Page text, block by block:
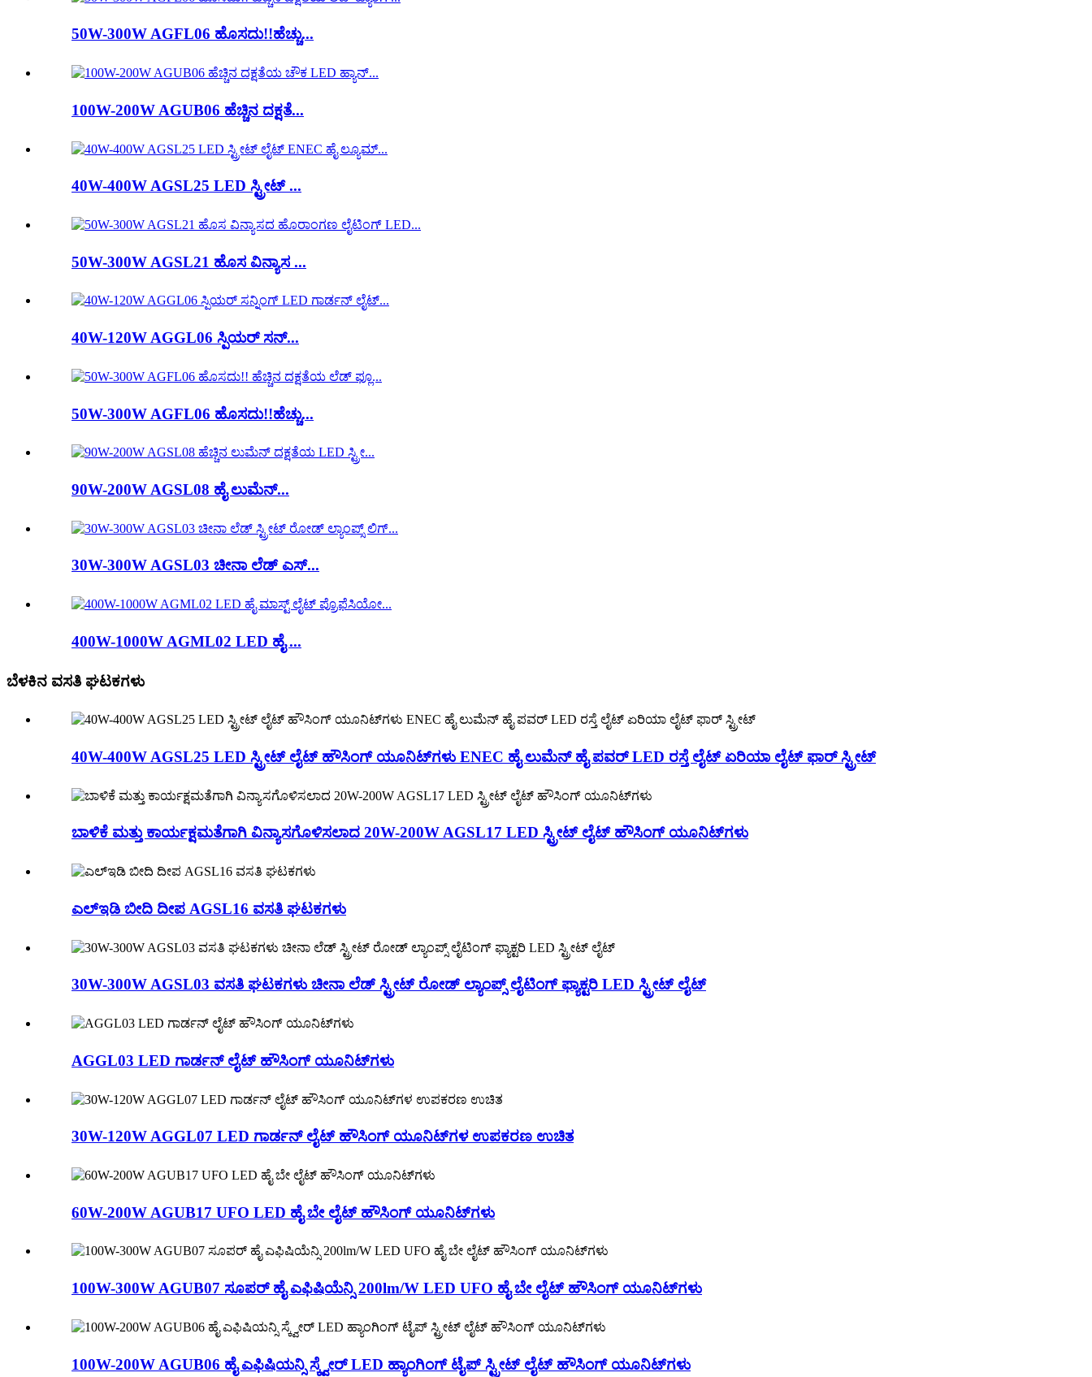
50W-300W AGFL06 ಹೊಸದು!!ಹೆಚ್ಚು...
100W-200W AGUB06 ಹೆಚ್ಚಿನ ದಕ್ಷತೆ...
40W-400W AGSL25 LED ಸ್ಟ್ರೀಟ್ ...
50W-300W AGSL21 ಹೊಸ ವಿನ್ಯಾಸ ...
40W-120W AGGL06 ಸ್ಪಿಯರ್ ಸನ್...
50W-300W AGFL06 ಹೊಸದು!!ಹೆಚ್ಚು...
90W-200W AGSL08 ಹೈ ಲುಮೆನ್...
30W-300W AGSL03 ಚೀನಾ ಲೆಡ್ ಎಸ್...
400W-1000W AGML02 LED ಹೈ ...
ಬೆಳಕಿನ ವಸತಿ ಘಟಕಗಳು
40W-400W AGSL25 LED ಸ್ಟ್ರೀಟ್ ಲೈಟ್ ಹೌಸಿಂಗ್ ಯೂನಿಟ್‌ಗಳು ENEC ಹೈ ಲುಮೆನ್ ಹೈ ಪವರ್ LED ರಸ್ತೆ ಲೈಟ್ ಏರಿಯಾ ಲೈಟ್ ಫಾರ್ ಸ್ಟ್ರೀಟ್
ಬಾಳಿಕೆ ಮತ್ತು ಕಾರ್ಯಕ್ಷಮತೆಗಾಗಿ ವಿನ್ಯಾಸಗೊಳಿಸಲಾದ 20W-200W AGSL17 LED ಸ್ಟ್ರೀಟ್ ಲೈಟ್ ಹೌಸಿಂಗ್ ಯೂನಿಟ್‌ಗಳು
ಎಲ್ಇಡಿ ಬೀದಿ ದೀಪ AGSL16 ವಸತಿ ಘಟಕಗಳು
30W-300W AGSL03 ವಸತಿ ಘಟಕಗಳು ಚೀನಾ ಲೆಡ್ ಸ್ಟ್ರೀಟ್ ರೋಡ್ ಲ್ಯಾಂಪ್ಸ್ ಲೈಟಿಂಗ್ ಫ್ಯಾಕ್ಟರಿ LED ಸ್ಟ್ರೀಟ್ ಲೈಟ್
AGGL03 LED ಗಾರ್ಡನ್ ಲೈಟ್ ಹೌಸಿಂಗ್ ಯೂನಿಟ್‌ಗಳು
30W-120W AGGL07 LED ಗಾರ್ಡನ್ ಲೈಟ್ ಹೌಸಿಂಗ್ ಯೂನಿಟ್‌ಗಳ ಉಪಕರಣ ಉಚಿತ
60W-200W AGUB17 UFO LED ಹೈ ಬೇ ಲೈಟ್ ಹೌಸಿಂಗ್ ಯೂನಿಟ್‌ಗಳು
100W-300W AGUB07 ಸೂಪರ್ ಹೈ ಎಫಿಷಿಯೆನ್ಸಿ 200lm/W LED UFO ಹೈ ಬೇ ಲೈಟ್ ಹೌಸಿಂಗ್ ಯೂನಿಟ್‌ಗಳು
100W-200W AGUB06 ಹೈ ಎಫಿಷಿಯನ್ಸಿ ಸ್ಕ್ವೇರ್ LED ಹ್ಯಾಂಗಿಂಗ್ ಟೈಪ್ ಸ್ಟ್ರೀಟ್ ಲೈಟ್ ಹೌಸಿಂಗ್ ಯೂನಿಟ್‌ಗಳು